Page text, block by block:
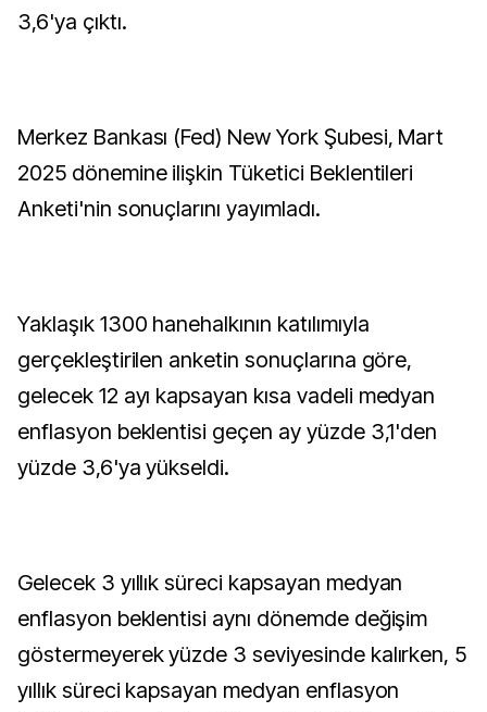
3,6'ya çıktı.
Merkez Bankası (Fed) New York Şubesi, Mart
2025 dönemine ilişkin Tüketici Beklentileri
Anketi'nin sonuçlarını yayımladı.
Yaklaşık 1300 hanehalkının katılımıyla
gerçekleştirilen anketin sonuçlarına göre,
gelecek 12 ayı kapsayan kısa vadeli medyan
enflasyon beklentisi geçen ay yüzde 3,1'den
yüzde 3,6'ya yükseldi.
Gelecek 3 yıllık süreci kapsayan medyan
enflasyon beklentisi aynı dönemde değişim
göstermeyerek yüzde 3 seviyesinde kalırken, 5
yıllık süreci kapsayan medyan enflasyon